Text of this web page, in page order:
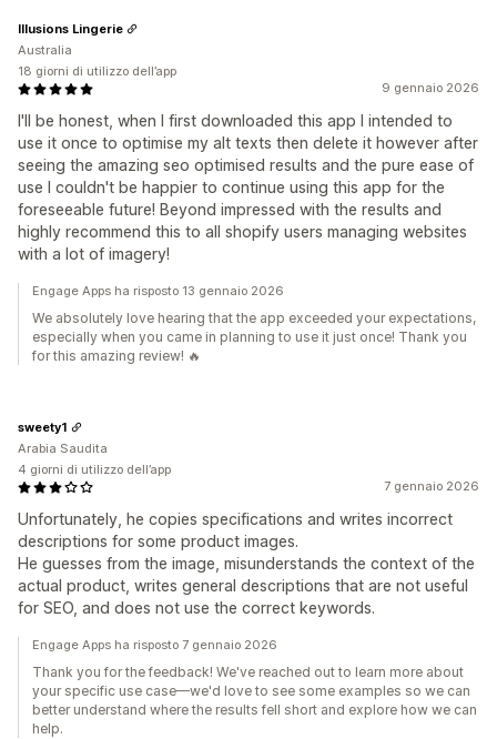
9 gennaio 2026
I'll be honest, when I first downloaded this app I intended to
use it once to optimise my alt texts then delete it however after
seeing the amazing seo optimised results and the pure ease of
use I couldn't be happier to continue using this app for the
foreseeable future! Beyond impressed with the results and
highly recommend this to all shopify users managing websites
with a lot of imagery!
Illusions Lingerie
Australia
18 giorni di utilizzo dell’app
Engage Apps ha risposto 13 gennaio 2026
We absolutely love hearing that the app exceeded your expectations,
especially when you came in planning to use it just once! Thank you
for this amazing review! 🔥
7 gennaio 2026
Unfortunately, he copies specifications and writes incorrect
descriptions for some product images.
He guesses from the image, misunderstands the context of the
actual product, writes general descriptions that are not useful
for SEO, and does not use the correct keywords.
sweety1
Arabia Saudita
4 giorni di utilizzo dell’app
Engage Apps ha risposto 7 gennaio 2026
Thank you for the feedback! We've reached out to learn more about
your specific use case—we'd love to see some examples so we can
better understand where the results fell short and explore how we can
help.